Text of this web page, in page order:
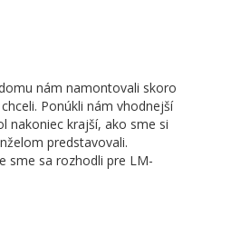
nám namontovali skoro
Ponúkli nám vhodnejší
nakoniec krajší, ako sme si
predstavovali.
sme sa rozhodli pre LM-